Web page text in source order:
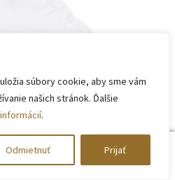
súbory cookie, aby sme vám
našich stránok. Ďalšie
.
Odmietnuť Prijať